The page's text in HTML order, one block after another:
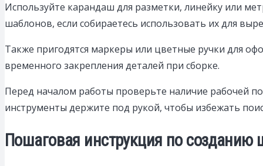
Используйте карандаш для разметки, линейку или
шаблонов, если собираетесь использовать их для
Также пригодятся маркеры или цветные ручки для
временного закрепления деталей при сборке.
Перед началом работы проверьте наличие рабочей
инструменты держите под рукой, чтобы избежать
Пошаговая инструкция по созданию